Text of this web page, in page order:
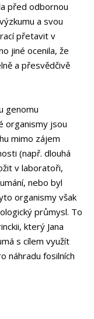
před odbornou
a svou
přetavit v
jiné ocenila, že
a přesvědčivě
genomu
organismy jsou
mimo zájem
(např. dlouhá
v laboratoři,
nebo byl
organismy však
průmysl. To
který Jana
s cílem využít
náhradu fosilních